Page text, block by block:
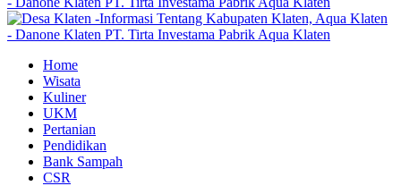
Home
Wisata
Kuliner
UKM
Pertanian
Pendidikan
Bank Sampah
CSR